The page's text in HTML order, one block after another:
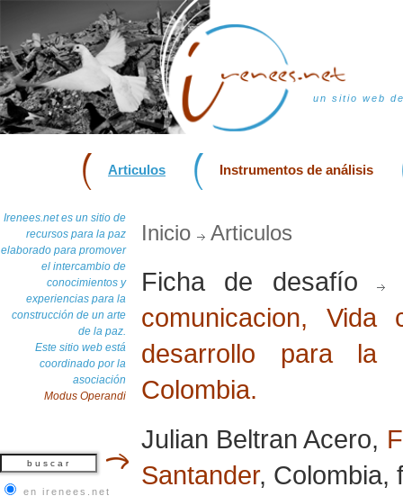
un sitio web
Articulos Instrumentos de análisis
Irenees.net es un sitio de
recursos para la paz
elaborado para promover
el intercambio de
conocimientos y
experiencias para la
construcción de un arte
de la paz.
Este sitio web está
coordinado por la
asociación
Modus Operandi
en irenees.net
Inicio Articulos
Ficha de desafío
comunicacion, Vida
desarrollo para la
Colombia.
Julian Beltran Acero,
Santander, Colombia,